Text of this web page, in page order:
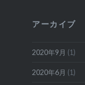
アーカイブ
2020年9月 (1)
2020年6月 (1)